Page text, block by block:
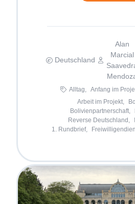
Deutschland
Alan
Marcial
Alltag, Anfang im
Arbeit im Projekt,
Bolivienpartnerschaft,
Reverse Deutschland,
1. Rundbrief,